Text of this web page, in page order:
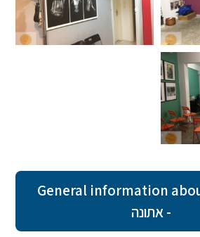
General information
- אתונה